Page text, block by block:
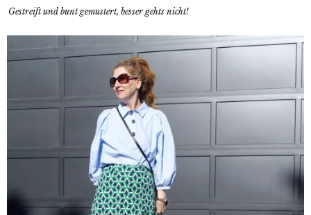
Gestreift und bunt gemustert, besser gehts nicht!